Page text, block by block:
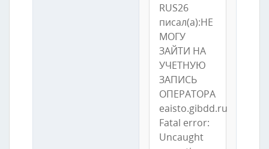
RUS26
писал(а):НЕ
МОГУ
ЗАЙТИ НА
УЧЕТНУЮ
ЗАПИСЬ
ОПЕРАТОРА
eaisto.gibdd.ru
Fatal error:
Uncaught